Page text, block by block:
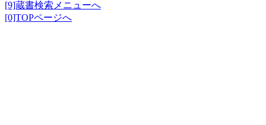
[9]蔵書検索メニューへ
[0]TOPページへ